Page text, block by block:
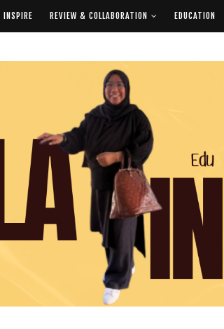
INSPIRE REVIEW & COLLABORATION EDUCATION